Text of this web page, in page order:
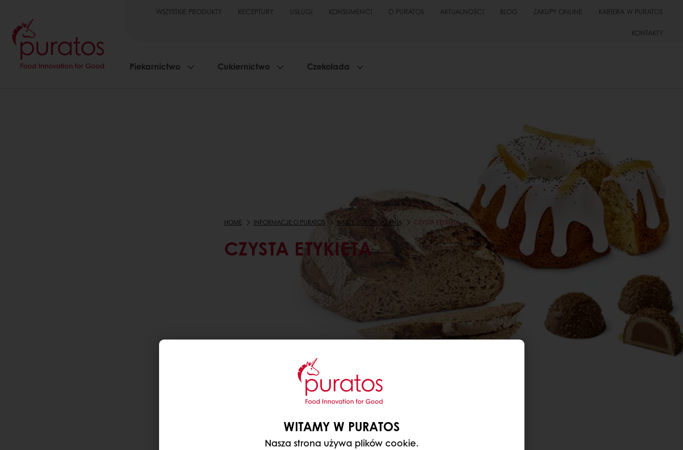
WSZYSTKIE PRODUKTY RECEPTURY USŁUGI KONSUMENCI O PURATOS AKTUALNOŚCI BLOG ZAKUPY ONLINE KARIERA W PURATOS
KONTAKTY
Piekarnictwo Cukiernictwo Czekolada
HOME INFORMACJE O PURATOS NASZE ZOBOWIĄZANIA CZYSTA ETYKIETA
CZYSTA ETYKIETA
WITAMY W PURATOS
Nasza strona używa plików cookie.